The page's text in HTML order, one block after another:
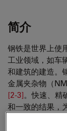
简介
钢铁是世界上使
工业领域，如车
和建筑的建造。
金属夹杂物（
[2-3]。快速、精
和一致的结果，